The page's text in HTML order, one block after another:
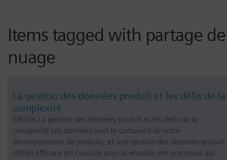
Items tagged with partage de
nuage
La gestion des données produit et les défis de la
complexité
EBOOK La gestion des données produit et les défis de la
complexité Les données sont le carburant de votre
développement de produits, et une gestion des données produit
(PDM) efficace est cruciale pour la réussite des processus qui